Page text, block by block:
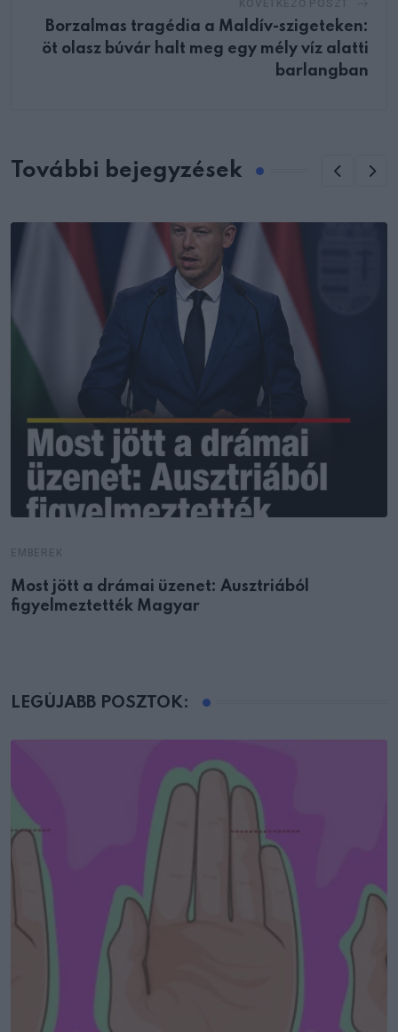
Borzalmas tragédia a Maldív-szigeteken:
öt olasz búvár halt meg egy mély víz alatti
barlangban
További bejegyzések
Most jött a drámai üzenet: Ausztriából
figyelmeztették Magyar
LEGÚJABB POSZTOK: